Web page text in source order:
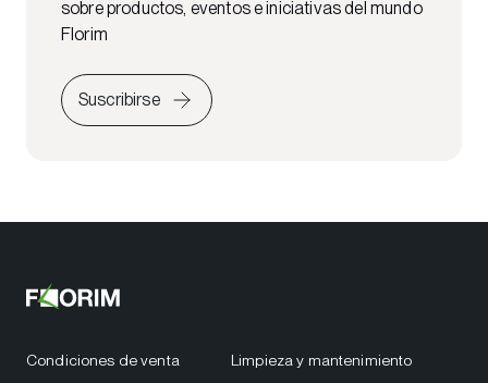
sobre productos, eventos e iniciativas del mundo
Florim
Suscribirse
Condiciones de venta Limpieza y mantenimiento